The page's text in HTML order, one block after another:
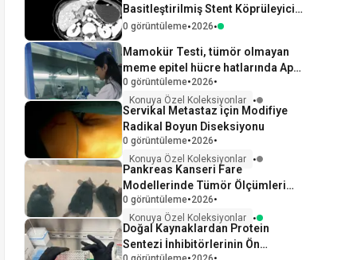
Basitleştirilmiş Stent Köprüleyici
Pankreatikodenektomi
0 görüntüleme•2026•
Mamokür Testi, tümör olmayan
meme epitel hücre hatlarında Api5
kaynaklı kök konumunu ortaya
koydu
0 görüntüleme•2026•
Konuya Özel Koleksiyonlar
•
Servikal Metastaz için Modifiye
Radikal Boyun Diseksiyonu
0 görüntüleme•2026•
Konuya Özel Koleksiyonlar
•
Pankreas Kanseri Fare
Modellerinde Tümör Ölçümleri
İçin Çok Hayvanlı Manyetik
Rezonans Görüntüleme
0 görüntüleme•2026•
Konuya Özel Koleksiyonlar
•
Doğal Kaynaklardan Protein
Sentezi İnhibitörlerinin Ön